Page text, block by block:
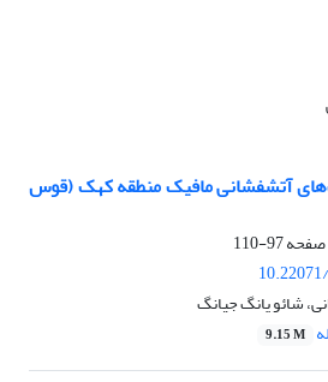
آتشفشانی مافیک منطقه کهک (قوس
97-110
شائو یانگ جیانگ
9.15 M